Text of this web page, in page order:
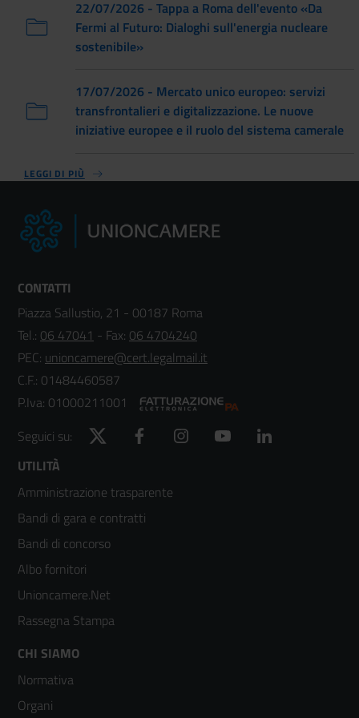
22/07/2026 - Tappa a Roma dell'evento «Da
Fermi al Futuro: Dialoghi sull'energia nucleare
sostenibile»
17/07/2026 - Mercato unico europeo: servizi
transfrontalieri e digitalizzazione. Le nuove
iniziative europee e il ruolo del sistema camerale
LEGGI DI PIÙ
CONTATTI
Piazza Sallustio, 21 - 00187 Roma
Tel.: 06 47041 - Fax: 06 4704240
PEC: unioncamere@cert.legalmail.it
C.F.: 01484460587
P.Iva: 01000211001
Seguici su:
Twitter Facebook Instagram YouTube
Footer
menù
colonna
2
UTILITÀ
Amministrazione trasparente
Bandi di gara e contratti
Bandi di concorso
Albo fornitori
Unioncamere.Net
Rassegna Stampa
Footer
menù
CHI SIAMO
Normativa
Organi